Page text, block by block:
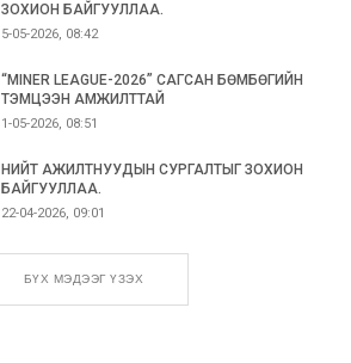
ЗОХИОН БАЙГУУЛЛАА.
5-05-2026, 08:42
“MINER LEAGUE-2026” САГСАН БӨМБӨГИЙН
ТЭМЦЭЭН АМЖИЛТТАЙ
1-05-2026, 08:51
НИЙТ АЖИЛТНУУДЫН СУРГАЛТЫГ ЗОХИОН
БАЙГУУЛЛАА.
22-04-2026, 09:01
БҮХ МЭДЭЭГ ҮЗЭХ